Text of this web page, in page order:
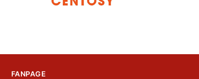
FANPAGE